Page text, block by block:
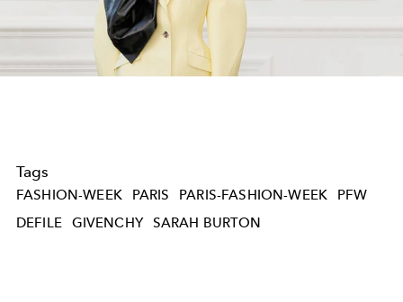
Video
Tags
FASHION-WEEK PARIS PARIS-FASHION-WEEK
PFW
DEFILE
GIVENCHY SARAH BURTON